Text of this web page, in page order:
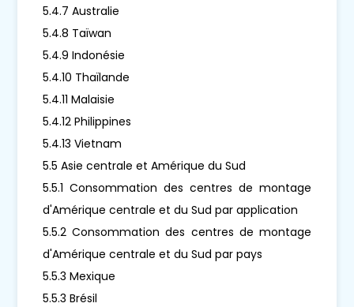
5.4.7 Australie
5.4.8 Taïwan
5.4.9 Indonésie
5.4.10 Thaïlande
5.4.11 Malaisie
5.4.12 Philippines
5.4.13 Vietnam
5.5 Asie centrale et Amérique du Sud
5.5.1 Consommation des centres de montage
d'Amérique centrale et du Sud par application
5.5.2 Consommation des centres de montage
d'Amérique centrale et du Sud par pays
5.5.3 Mexique
5.5.3 Brésil